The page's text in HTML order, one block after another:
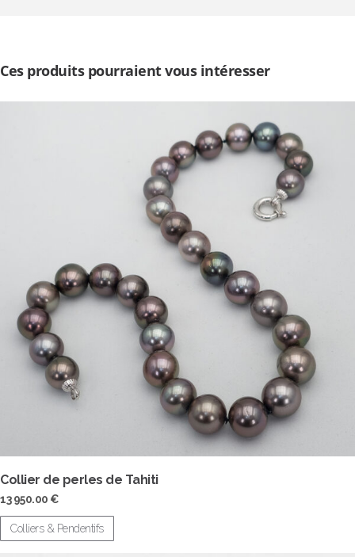
Ces produits pourraient vous intéresser
Collier de perles de Tahiti
13 950.00 €
Colliers & Pendentifs